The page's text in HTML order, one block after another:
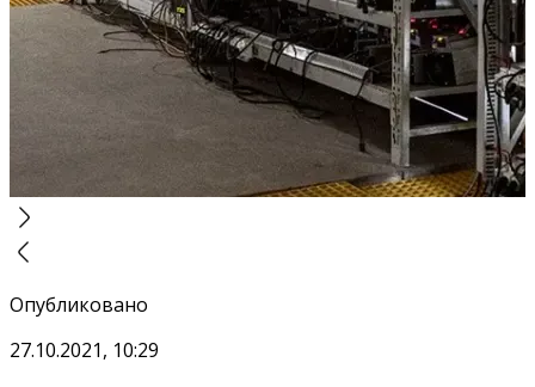
Опубликовано
27.10.2021, 10:29